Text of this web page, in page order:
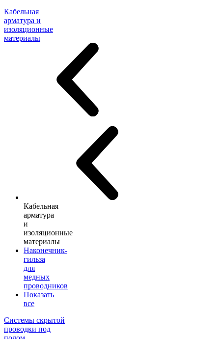
Кабельная
арматура и
изоляционные
материалы
Кабельная
арматура
и
изоляционные
материалы
Наконечник-
гильза
для
медных
проводников
Показать
все
Системы скрытой
проводки под